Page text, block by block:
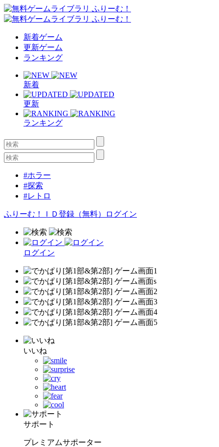
新着ゲーム
更新ゲーム
ランキング
新着
更新
ランキング
#ホラー
#探索
#レトロ
ふりーむ！ＩＤ登録（無料） ログイン
ログイン
いいね
サポート
プレミアムサポーター